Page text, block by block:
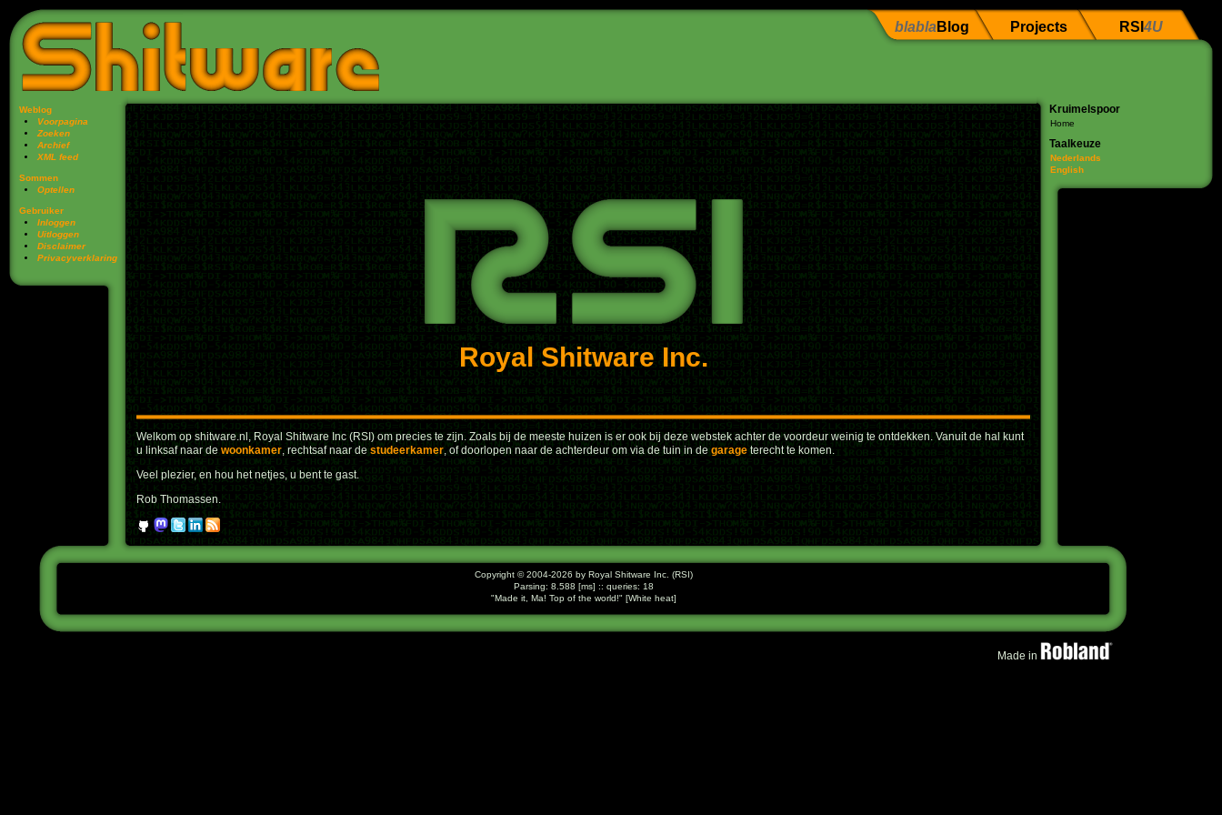
blabla Blog Projects RSI 4U
Copyright © 2004-2026 by Royal Shitware Inc. (RSI)
Parsing: 8.588 [ms] :: queries: 18
Made it, Ma! Top of the world!
[White heat]
Weblog
Voorpagina
Zoeken
Archief
XML feed
Sommen
Optellen
Gebruiker
Inloggen
Uitloggen
Disclaimer
Privacy­verklaring
Royal Shitware Inc.
Welkom op shitware.nl, Royal Shitware Inc (RSI) om precies te zijn. Zoals bij de meeste huizen is er ook bij deze webstek achter de voordeur weinig te ontdekken. Vanuit de hal kunt
u linksaf naar dewoonkamer, rechtsaf naar destudeerkamer, of doorlopen naar de achterdeur om via de tuin in degarageterecht te komen.
Veel plezier, en hou het netjes, u bent te gast.
Rob Thomassen.
Kruimelspoor
Home
Taalkeuze
Nederlands
English
Made in